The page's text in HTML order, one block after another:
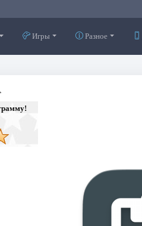
Игры Разное